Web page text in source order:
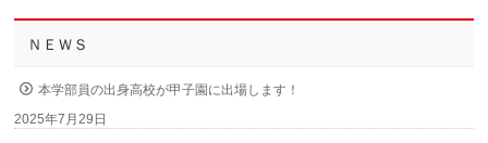
ＮＥＷＳ
本学部員の出身高校が甲子園に出場します！
2025年7月29日